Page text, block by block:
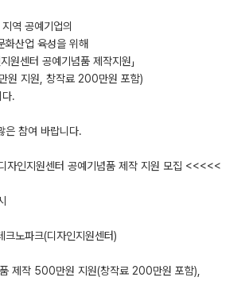
역 공예기업의
화산업 육성을 위해
원센터 공예기념품 제작지원」
원 지원, 창작료 200만원 포함)
다.
은 참여 바랍니다.
인지원센터 공예기념품 제작 지원 모집 <<<<<
노파크(디자인지원센터)
제작 500만원 지원(창작료 200만원 포함),